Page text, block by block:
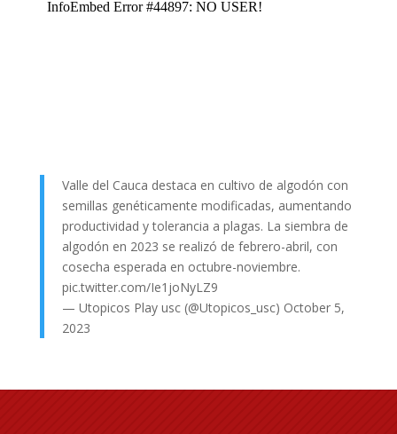
Valle del Cauca destaca en cultivo de algodón con
semillas genéticamente modificadas, aumentando
productividad y tolerancia a plagas. La siembra de
algodón en 2023 se realizó de febrero-abril, con
cosecha esperada en octubre-noviembre.
pic.twitter.com/Ie1joNyLZ9
— Utopicos Play usc (@Utopicos_usc) October 5,
2023